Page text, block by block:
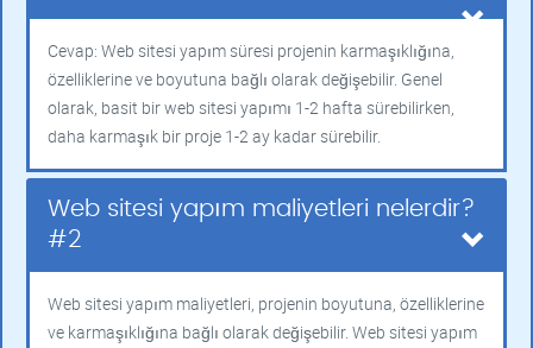
Cevap: Web sitesi yapım süresi projenin karmaşıklığına,
özelliklerine ve boyutuna bağlı olarak değişebilir. Genel
olarak, basit bir web sitesi yapımı 1-2 hafta sürebilirken,
daha karmaşık bir proje 1-2 ay kadar sürebilir.
Web sitesi yapım maliyetleri nelerdir?
#2
Web sitesi yapım maliyetleri, projenin boyutuna, özelliklerine
ve karmaşıklığına bağlı olarak değişebilir. Web sitesi yapım